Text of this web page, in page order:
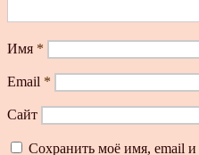
Имя *
Email *
Сайт
Сохранить моё имя, email и